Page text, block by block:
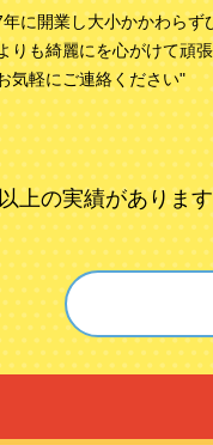
に開業し大小かかわら
りも綺麗にを心がけて頑
気軽にご連絡ください"
上の実績があります